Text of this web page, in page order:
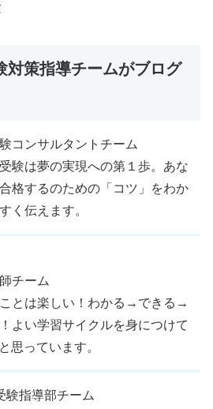
対策指導チームがブログ
コンサルタントチーム
験は夢の実現への第１歩。あな
格するのための「コツ」をわか
く伝えます。
チーム
とは楽しい！わかる→できる→
よい学習サイクルを身につけて
思っています。
験指導部チーム